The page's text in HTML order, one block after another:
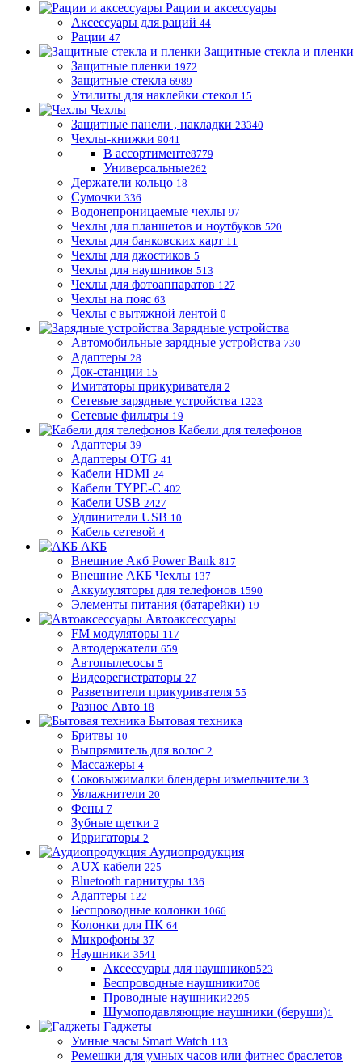
Рации и аксессуары
Аксессуары для раций 44
Рации 47
Защитные стекла и пленки
Защитные пленки 1972
Защитные стекла 6989
Утилиты для наклейки стекол 15
Чехлы
Защитные панели , накладки 23340
Чехлы-книжки 9041
В ассортименте8779
Универсальные262
Держатели кольцо 18
Сумочки 336
Водонепроницаемые чехлы 97
Чехлы для планшетов и ноутбуков 520
Чехлы для банковских карт 11
Чехлы для джостиков 5
Чехлы для наушников 513
Чехлы для фотоаппаратов 127
Чехлы на пояс 63
Чехлы с вытяжной лентой 0
Зарядные устройства
Автомобильные зарядные устройства 730
Адаптеры 28
Док-станции 15
Имитаторы прикуривателя 2
Сетевые зарядные устройства 1223
Сетевые фильтры 19
Кабели для телефонов
Адаптеры 39
Адаптеры OTG 41
Кабели HDMI 24
Кабели TYPE-C 402
Кабели USB 2427
Удлинители USB 10
Кабель сетевой 4
АКБ
Внешние Акб Power Bank 817
Внешние АКБ Чехлы 137
Аккумуляторы для телефонов 1590
Элементы питания (батарейки) 19
Автоаксессуары
FM модуляторы 117
Автодержатели 659
Автопылесосы 5
Видеорегистраторы 27
Разветвители прикуривателя 55
Разное Авто 18
Бытовая техника
Бритвы 10
Выпрямитель для волос 2
Массажеры 4
Соковыжималки блендеры измельчители 3
Увлажнители 20
Фены 7
Зубные щетки 2
Ирригаторы 2
Аудиопродукция
AUX кабели 225
Bluetooth гарнитуры 136
Адаптеры 122
Беспроводные колонки 1066
Колонки для ПК 64
Микрофоны 37
Наушники 3541
Аксессуары для наушников523
Беспроводные наушники706
Проводные наушники2295
Шумоподавляющие наушники (беруши)1
Гаджеты
Умные часы Smart Watch 113
Ремешки для умных часов или фитнес браслетов